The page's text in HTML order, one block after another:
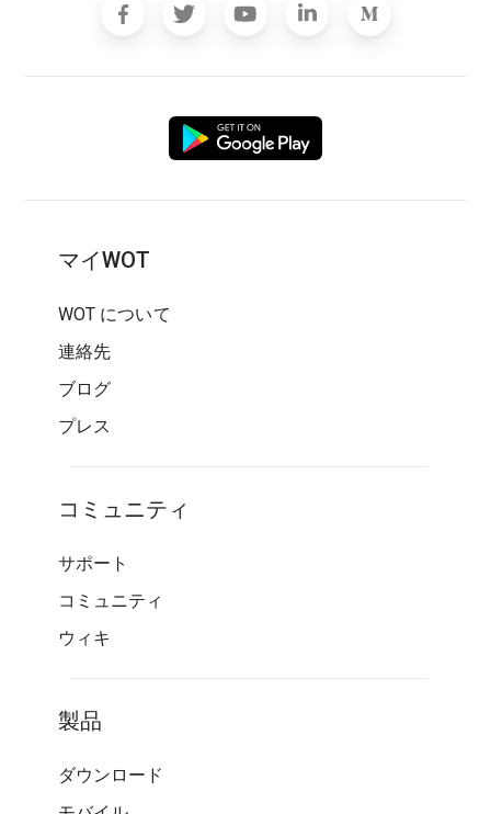
マイWOT
WOT について
連絡先
ブログ
プレス
コミュニティ
サポート
コミュニティ
ウィキ
製品
ダウンロード